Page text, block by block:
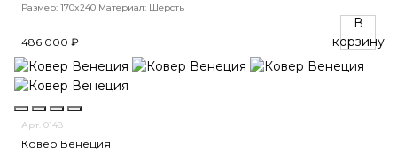
Размер: 170x240 Материал: Шерсть
486 000 ₽
В
корзину
Арт. 0148
Ковер Венеция